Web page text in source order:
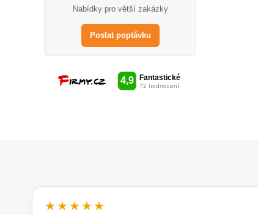
Nabídky pro větší zakázky
Poslat poptávku
★★★★★